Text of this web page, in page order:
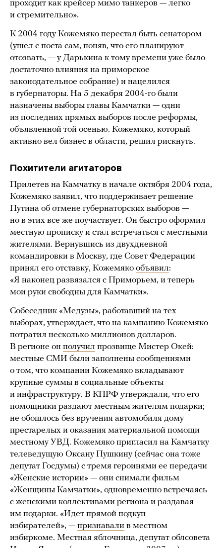
проходит как крейсер мимо танкеров — легко
и стремительно».
К 2004 году Кожемяко перестал быть сенатором
(ушел с поста сам, поняв, что его планируют
отозвать, — у Дарькина к тому времени уже было
достаточно влияния на приморское
законодательное собрание) и нацелился
в губернаторы. На 5 декабря 2004-го были
назначены выборы главы Камчатки — одни
из последних прямых выборов после реформы,
объявленной той осенью. Кожемяко, который
активно вел бизнес в области, решил рискнуть.
Похитители агитаторов
Прилетев на Камчатку в начале октября 2004 года,
Кожемяко заявил, что поддерживает решение
Путина об отмене губернаторских выборов —
но в этих все же поучаствует. Он быстро оформил
местную прописку и стал встречаться с местными
жителями. Вернувшись из двухдневной
командировки в Москву, где Совет Федерации
принял его отставку, Кожемяко объявил:
«Я наконец развязался с Приморьем, и теперь
мои руки свободны для Камчатки».
Собеседник «Медузы», работавший на тех
выборах, утверждает, что на кампанию Кожемяко
потратил несколько миллионов долларов.
В регионе он получил прозвище Мистер Окей:
местные СМИ были заполнены сообщениями
о том, что компании Кожемяко вкладывают
крупные суммы в социальные объекты
и инфраструктуру. В КПРФ утверждали, что его
помощники раздают местным жителям подарки;
не обошлось без вручения автомобиля дому
престарелых и оказания материальной помощи
местному УВД. Кожемяко пригласил на Камчатку
телеведущую Оксану Пушкину (сейчас она тоже
депутат Госдумы) с тремя героинями ее передачи
«Женские истории» — они снимали фильм
«Женщины Камчатки», одновременно встречаясь
с женскими коллективами региона и раздавая
им подарки. «Идет прямой подкуп
избирателей», — признавали в местном
избиркоме. Местная яблочница, депутат облсовета